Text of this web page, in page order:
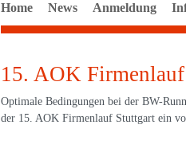
Home News Anmeldung
15. AOK
Optimale Bedingungen bei der BW-
der 15. AOK Firmenlauf Stuttgart ein